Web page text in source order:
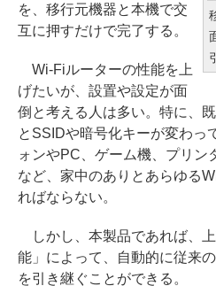
を、移行元機器と本機で交
互に押すだけで完了する。
Wi-Fiルーターの性能を上
げたいが、設置や設定が面
倒と考える人は多い。特に、
とSSIDや暗号化キーが変わっ
ォンやPC、ゲーム機、プリン
など、家中のありとあらゆる
ればならない。
しかし、本製品であれば、
能」によって、自動的に従来
を引き継ぐことができる。